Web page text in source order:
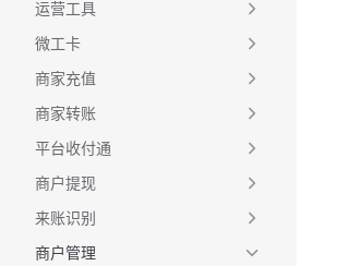
运营工具
微工卡
商家充值
商家转账
平台收付通
商户提现
来账识别
商户管理